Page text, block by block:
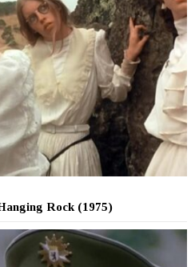
Rock (1975)